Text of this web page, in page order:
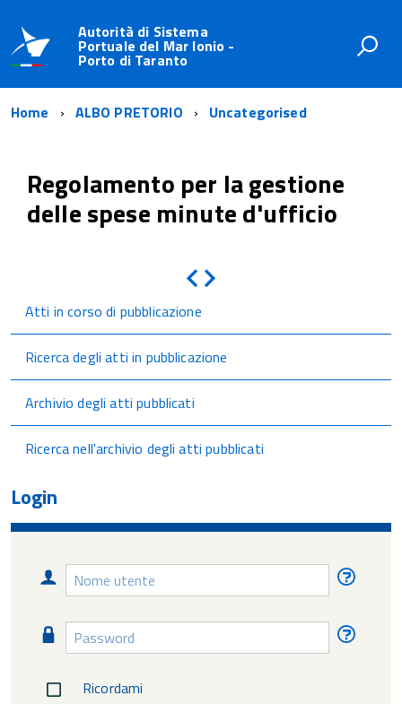
Autorità di Sistema
Portuale del Mar Ionio -
Porto di Taranto
Home ALBO PRETORIO Uncategorised
Regolamento per la gestione
delle spese minute d'ufficio
Indietro
Atti in corso di pubblicazione
Ricerca degli atti in pubblicazione
Archivio degli atti pubblicati
Ricerca nell'archivio degli atti pubblicati
Login
Nome
utente
Password
Ricordami